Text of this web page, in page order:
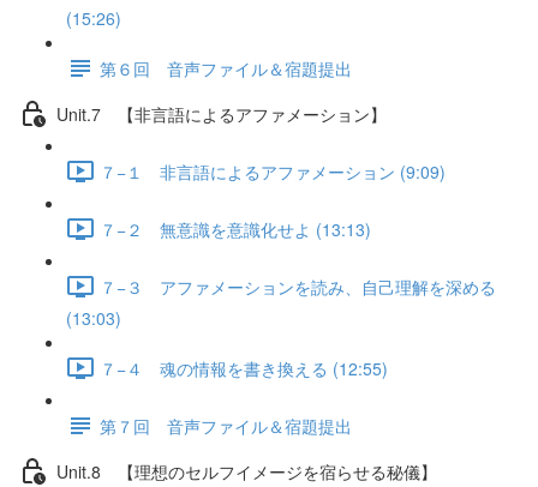
(15:26)
第６回 音声ファイル＆宿題提出
Unit.7 【非言語によるアファメーション】
７−１ 非言語によるアファメーション (9:09)
７−２ 無意識を意識化せよ (13:13)
７−３ アファメーションを読み、自己理解を深める
(13:03)
７−４ 魂の情報を書き換える (12:55)
第７回 音声ファイル＆宿題提出
Unit.8 【理想のセルフイメージを宿らせる秘儀】